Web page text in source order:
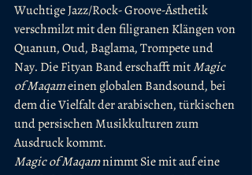
Wuchtige Jazz/Rock- Groove-Ästhetik
verschmilzt mit den filigranen Klängen von
Quanun, Oud, Baglama, Trompete und
Nay. Die Fityan Band erschafft mit Magic
of Maqam einen globalen Bandsound, bei
dem die Vielfalt der arabischen, türkischen
und persischen Musikkulturen zum
Ausdruck kommt.
Magic of Maqam nimmt Sie mit auf eine